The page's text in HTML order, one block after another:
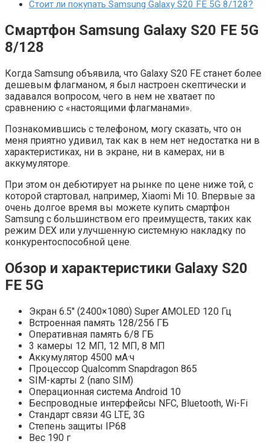
Стоит ли покупать Samsung Galaxy S20 FE 5G 8/128?
Смартфон Samsung Galaxy S20 FE 5G
8/128
Когда Samsung объявила, что Galaxy S20 FE станет более
дешевым флагманом, я был настроен скептически и
задавался вопросом, чего в нем не хватает по
сравнению с «настоящими флагманами».
Познакомившись с телефоном, могу сказать, что он
меня приятно удивил, так как в нем нет недостатка ни в
характеристиках, ни в экране, ни в камерах, ни в
аккумуляторе.
При этом он дебютирует на рынке по цене ниже той, с
которой стартовал, например, Xiaomi Mi 10. Впервые за
очень долгое время вы можете купить смартфон
Samsung с большинством его преимуществ, таких как
режим DEX или улучшенную системную накладку по
конкурентоспособной цене.
Обзор и характеристики Galaxy S20
FE 5G
Экран 6.5″ (2400×1080) Super AMOLED 120 Гц
Встроенная память 128/256 ГБ
Оперативная память 6/8 ГБ
3 камеры 12 МП, 12 МП, 8 МП
Аккумулятор 4500 мА·ч
Процессор Qualcomm Snapdragon 865
SIM-карты 2 (nano SIM)
Операционная система Android 10
Беспроводные интерфейсы NFC, Bluetooth, Wi-Fi
Стандарт связи 4G LTE, 3G
Степень защиты IP68
Вес 190 г